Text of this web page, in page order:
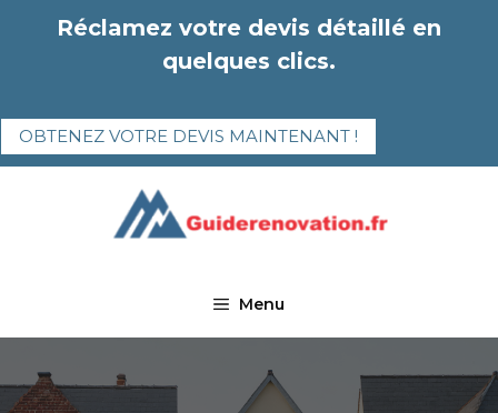
Réclamez votre devis détaillé en
quelques clics.
OBTENEZ VOTRE DEVIS MAINTENANT !
Menu